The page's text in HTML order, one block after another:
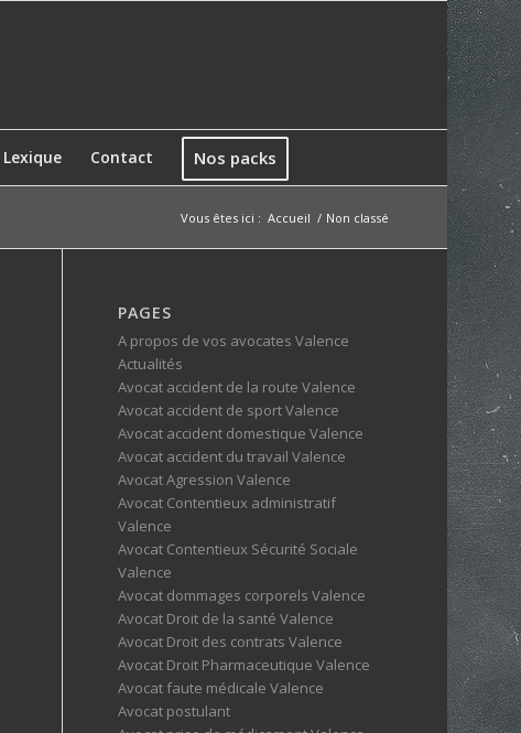
Lexique Contact Nos packs
Vous êtes ici : Accueil / Non classé
PAGES
A propos de vos avocates Valence
Actualités
Avocat accident de la route Valence
Avocat accident de sport Valence
Avocat accident domestique Valence
Avocat accident du travail Valence
Avocat Agression Valence
Avocat Contentieux administratif
Valence
Avocat Contentieux Sécurité Sociale
Valence
Avocat dommages corporels Valence
Avocat Droit de la santé Valence
Avocat Droit des contrats Valence
Avocat Droit Pharmaceutique Valence
Avocat faute médicale Valence
Avocat postulant